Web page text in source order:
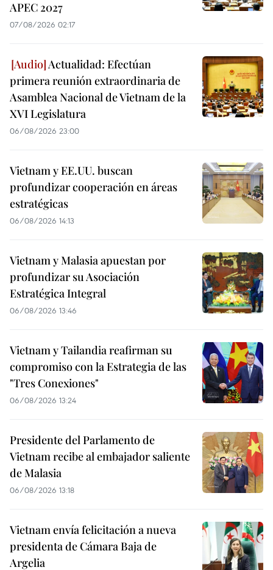
APEC 2027
07/08/2026 02:17
Actualidad: Efectúan
primera reunión extraordinaria de
Asamblea Nacional de Vietnam de la
XVI Legislatura
06/08/2026 23:00
Vietnam y EE.UU. buscan
profundizar cooperación en áreas
estratégicas
06/08/2026 14:13
Vietnam y Malasia apuestan por
profundizar su Asociación
Estratégica Integral
06/08/2026 13:46
Vietnam y Tailandia reafirman su
compromiso con la Estrategia de las
"Tres Conexiones"
06/08/2026 13:24
Presidente del Parlamento de
Vietnam recibe al embajador saliente
de Malasia
06/08/2026 13:18
Vietnam envía felicitación a nueva
presidenta de Cámara Baja de
Argelia